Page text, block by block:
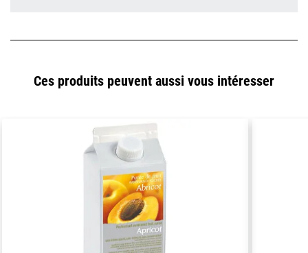
Ces produits peuvent aussi vous intéresser